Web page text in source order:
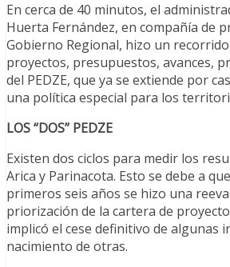
En cerca de 40 minutos, el
Huerta Fernández, en compañía de
Gobierno Regional, hizo un
proyectos, presupuestos, avances,
del PEDZE, que ya se extiende por
una política especial para los
LOS “DOS” PEDZE
Existen dos ciclos para medir los
Arica y Parinacota. Esto se debe a
primeros seis años se hizo una
priorización de la cartera de
implicó el cese definitivo de algunas
nacimiento de otras.